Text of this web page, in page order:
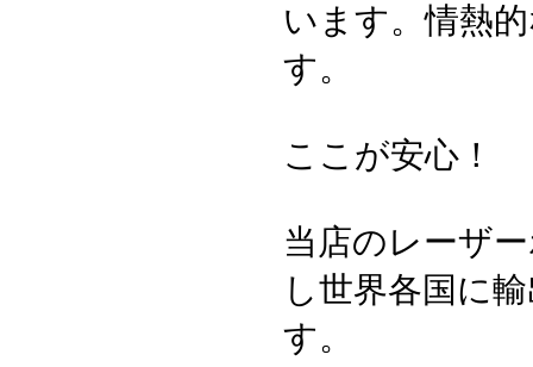
います。情熱
す。
ここが安心！
当店のレーザ
し世界各国に
す。